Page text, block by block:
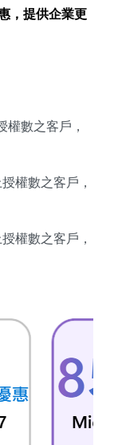
，提供企業更
數之客戶，
權數之客戶，
權數之客戶，